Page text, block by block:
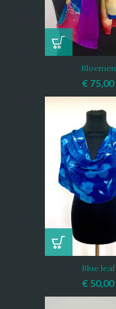
Bloemen
€ 75,00
Blue leaf
€ 50,00